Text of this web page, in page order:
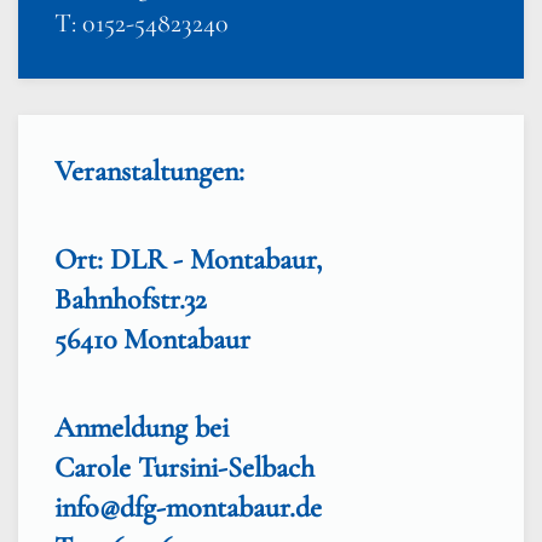
T: 0152-54823240
Veranstaltungen:
Ort: DLR - Montabaur,
Bahnhofstr.32
56410 Montabaur
Anmeldung bei
Carole Tursini-Selbach
info@dfg-montabaur.de